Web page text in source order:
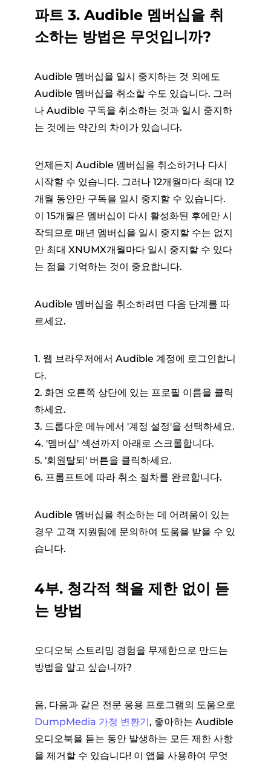
파트 3. Audible 멤버십을 취
소하는 방법은 무엇입니까?
Audible 멤버십을 일시 중지하는 것 외에도
Audible 멤버십을 취소할 수도 있습니다. 그러
나 Audible 구독을 취소하는 것과 일시 중지하
는 것에는 약간의 차이가 있습니다.
언제든지 Audible 멤버십을 취소하거나 다시
시작할 수 있습니다. 그러나 12개월마다 최대 12
개월 동안만 구독을 일시 중지할 수 있습니다.
이 15개월은 멤버십이 다시 활성화된 후에만 시
작되므로 매년 멤버십을 일시 중지할 수는 없지
만 최대 XNUMX개월마다 일시 중지할 수 있다
는 점을 기억하는 것이 중요합니다.
Audible 멤버십을 취소하려면 다음 단계를 따
르세요.
1. 웹 브라우저에서 Audible 계정에 로그인합니
다.
2. 화면 오른쪽 상단에 있는 프로필 이름을 클릭
하세요.
3. 드롭다운 메뉴에서 '계정 설정'을 선택하세요.
4. '멤버십' 섹션까지 아래로 스크롤합니다.
5. '회원탈퇴' 버튼을 클릭하세요.
6. 프롬프트에 따라 취소 절차를 완료합니다.
Audible 멤버십을 취소하는 데 어려움이 있는
경우 고객 지원팀에 문의하여 도움을 받을 수 있
습니다.
4부. 청각적 책을 제한 없이 듣
는 방법
오디오북 스트리밍 경험을 무제한으로 만드는
방법을 알고 싶습니까?
음, 다음과 같은 전문 응용 프로그램의 도움으로
DumpMedia 가청 변환기, 좋아하는 Audible
오디오북을 듣는 동안 발생하는 모든 제한 사항
을 제거할 수 있습니다! 이 앱을 사용하여 무엇